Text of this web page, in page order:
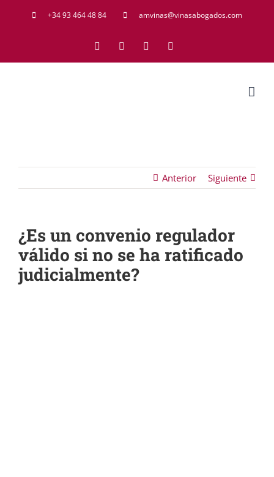
+34 93 464 48 84 amvinas@vinasabogados.com
FacebookTwitter LinkedIn
Anterior Siguiente
¿Es un convenio regulador
válido si no se ha ratificado
judicialmente?